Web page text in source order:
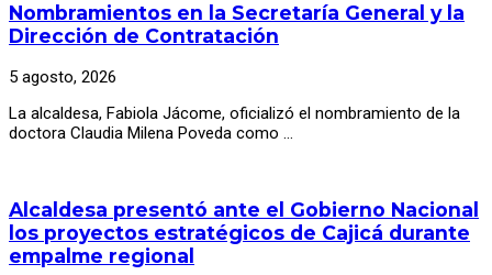
Nombramientos en la Secretaría General y la
Dirección de Contratación
5 agosto, 2026
La alcaldesa, Fabiola Jácome, oficializó el nombramiento de la
doctora Claudia Milena Poveda como …
Alcaldesa presentó ante el Gobierno Nacional
los proyectos estratégicos de Cajicá durante
empalme regional